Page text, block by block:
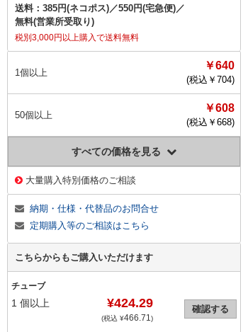
送料： 385円(ネコポス)／550円(宅急便)／
無料(営業所受取り)
税別3,000円以上購入で送料無料
1個以上
￥640
(税込￥ 704)
50個以上
￥608
(税込￥ 668)
すべての価格を見る
大量購入特別価格のご相談
納期・仕様・代替品のお問合せ
定期購入等のご相談はこちら
こちらからもご購入いただけます
チューブ
1 個以上 ¥424.29
(税込 ¥466.71)
確認する